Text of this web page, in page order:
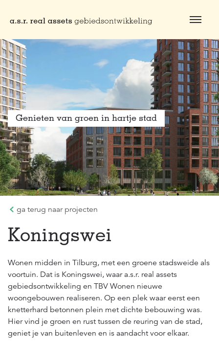
Genieten van groen in hartje stad
ga terug naar projecten
Koningswei
Wonen midden in Tilburg, met een groene stadsweide als
voortuin. Dat is Koningswei, waar a.s.r. real assets
gebiedsontwikkeling en TBV Wonen nieuwe
woongebouwen realiseren. Op een plek waar eerst een
knetterhard betonnen plein met dichte bebouwing was.
Hier vind je groen en rust tussen de reuring van de stad,
geniet je van buitenleven en is aandacht voor elkaar.